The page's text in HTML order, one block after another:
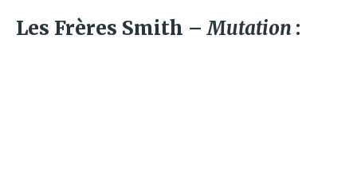
Les Frères Smith –Mutation :